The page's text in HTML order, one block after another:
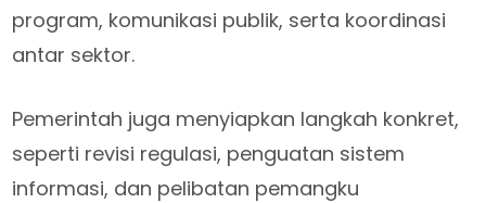
program, komunikasi publik, serta koordinasi
antar sektor.
Pemerintah juga menyiapkan langkah konkret,
seperti revisi regulasi, penguatan sistem
informasi, dan pelibatan pemangku